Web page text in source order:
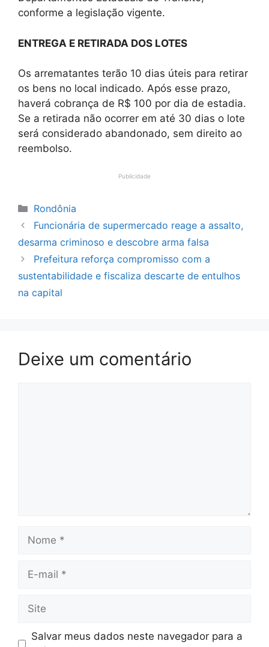
conforme a legislação vigente.
ENTREGA E RETIRADA DOS LOTES
Os arrematantes terão 10 dias úteis para retirar
os bens no local indicado. Após esse prazo,
haverá cobrança de R$ 100 por dia de estadia.
Se a retirada não ocorrer em até 30 dias o lote
será considerado abandonado, sem direito ao
reembolso.
Publicidade
Categorias
Rondônia
Funcionária de supermercado reage a assalto,
desarma criminoso e descobre arma falsa
Prefeitura reforça compromisso com a
sustentabilidade e fiscaliza descarte de entulhos
na capital
Deixe um comentário
mail
Salvar meus dados neste navegador para a